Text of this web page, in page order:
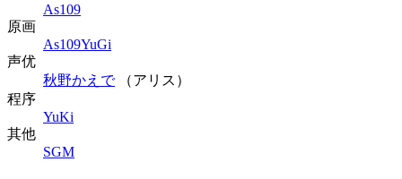
As109
原画
As109YuGi
声优
秋野かえで（アリス）
程序
YuKi
其他
SGM